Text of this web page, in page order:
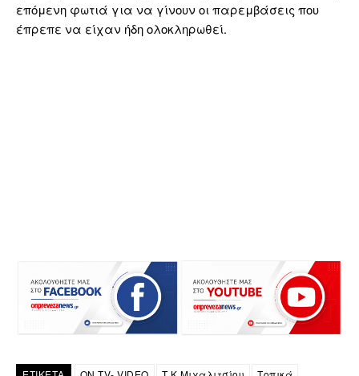
επόμενη φωτιά για να γίνουν οι παρεμβάσεις που
έπρεπε να είχαν ήδη ολοκληρωθεί.